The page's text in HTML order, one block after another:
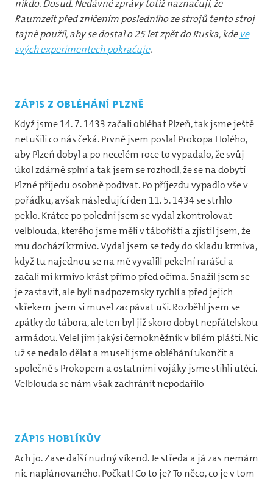
nikdo. Dosud. Nedávné zprávy totiž naznačují, že
Raumzeit před zničením posledního ze strojů tento stroj
tajně použil, aby se dostal o 25 let zpět do Ruska, kde ve
svých experimentech pokračuje.
Zápis z obléhání Plzně
Když jsme 14. 7. 1433 začali obléhat Plzeň, tak jsme ještě
netušili co nás čeká. Prvně jsem poslal Prokopa Holého,
aby Plzeň dobyl a po necelém roce to vypadalo, že svůj
úkol zdárně splní a tak jsem se rozhodl, že se na dobytí
Plzně přijedu osobně podívat. Po příjezdu vypadlo vše v
pořádku, avšak následující den 11. 5. 1434 se strhlo
peklo. Krátce po poledni jsem se vydal zkontrolovat
velblouda, kterého jsme měli v tábořišti a zjistil jsem, že
mu dochází krmivo. Vydal jsem se tedy do skladu krmiva,
když tu najednou se na mě vyvalili pekelní rarášci a
začali mi krmivo krást přímo před očima. Snažil jsem se
je zastavit, ale byli nadpozemsky rychlí a před jejich
skřekem jsem si musel zacpávat uši. Rozběhl jsem se
zpátky do tábora, ale ten byl již skoro dobyt nepřátelskou
armádou. Velel jim jakýsi černokněžník v bílém plášti. Nic
už se nedalo dělat a museli jsme obléhání ukončit a
společně s Prokopem a ostatními vojáky jsme stihli utéci.
Velblouda se nám však zachránit nepodařilo
zápis hoblíkův
Ach jo. Zase další nudný víkend. Je středa a já zas nemám
nic naplánovaného. Počkat! Co to je? To něco, co je v tom